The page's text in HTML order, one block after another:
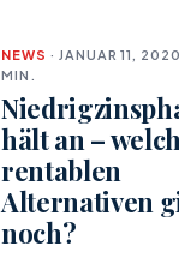
NEWS · JANUAR 11,
MIN.
hält an –
rentablen
Alternativen
noch?